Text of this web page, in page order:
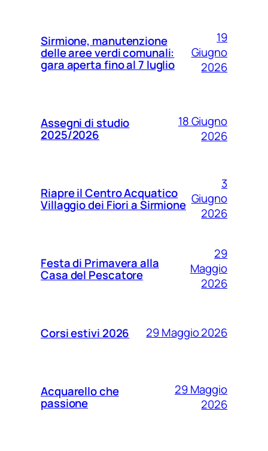
Sirmione, manutenzione
delle aree verdi comunali:
gara aperta fino al 7 luglio
19
Giugno
2026
Assegni di studio
2025/2026
18 Giugno
2026
Riapre il Centro Acquatico
Villaggio dei Fiori a Sirmione
3
Giugno
2026
Festa di Primavera alla
Casa del Pescatore
29
Maggio
2026
Corsi estivi 2026 29 Maggio 2026
Acquarello che
passione
29 Maggio
2026